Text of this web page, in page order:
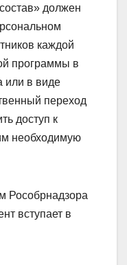
должен
каждой
программы в
или в виде
переход
доступ к
необходимую
Рособрнадзора
вступает в